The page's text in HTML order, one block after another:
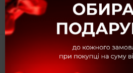
163 грн
Повідомити про наявність